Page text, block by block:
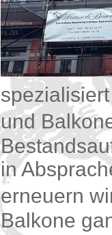
und
in
erneuern
Balkone